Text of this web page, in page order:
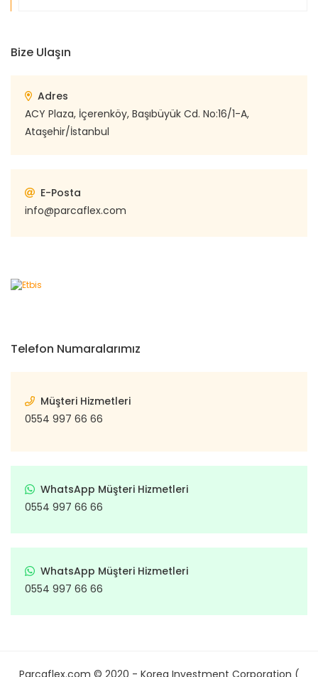
Bize Ulaşın
Adres
ACY Plaza, İçerenköy, Başıbüyük Cd. No:16/1-A,
Ataşehir/İstanbul
E-Posta
info@parcaflex.com
Telefon Numaralarımız
Müşteri Hizmetleri
0554 997 66 66
WhatsApp Müşteri Hizmetleri
0554 997 66 66
WhatsApp Müşteri Hizmetleri
0554 997 66 66
Parcaflex.com © 2020 - Korea Investment Corporation (